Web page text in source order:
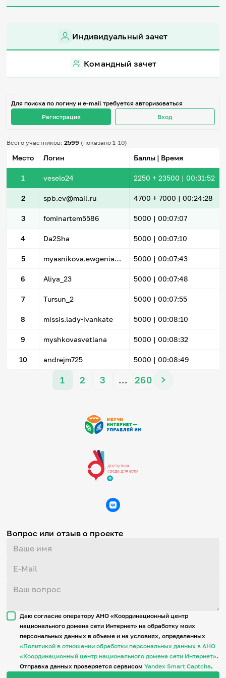
Игры и тренажеры
Знания в тестах
Викторина
Стихи
Педагогам
IT-урок
Методика
Секреты кода
English
Регистрация Вход
Индивидуальный зачет
Командный зачет
Для поиска по логину и e-mail требуется авторизоваться
Регистрация
Вход
Всего участников:2599 (показано 1-10)
Место Логин Баллы | Время
1 veselo24 2250 + 23500 | 00:31:52
2 spb.ev@mail.ru 4700 + 7000 | 00:24:28
3 fominartem5586 5000 | 00:07:07
4 Da2Sha 5000 | 00:07:10
5 myasnikova.ewgenia@yandex.ru 5000 | 00:07:43
6 Aliya_23 5000 | 00:07:48
7 Tursun_2 5000 | 00:07:55
8 missis.lady-ivankate 5000 | 00:08:10
9 myshkovasvetlana 5000 | 00:08:32
10 andrejm725 5000 | 00:08:49
1 2 3 … 260
Вопрос или отзыв о проекте
Даю согласие оператору АНО «Координационный центр
национального домена сети Интернет» на обработку моих
персональных данных в объеме и на условиях, определенных
«Политикой в отношении обработки персональных данных в АНО
«Координационный центр национального домена сети Интернет».
Отправка данных проверяется сервисомYandex Smart Captcha.